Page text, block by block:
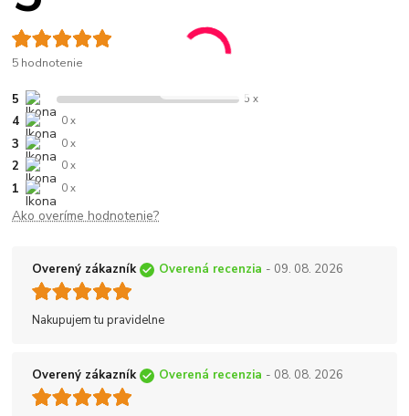
5 hodnotenie
5 5 x
4 0 x
3 0 x
2 0 x
1 0 x
Ako overíme hodnotenie?
Overený zákazník Overená recenzia - 09. 08. 2026
Nakupujem tu pravidelne
Overený zákazník Overená recenzia - 08. 08. 2026